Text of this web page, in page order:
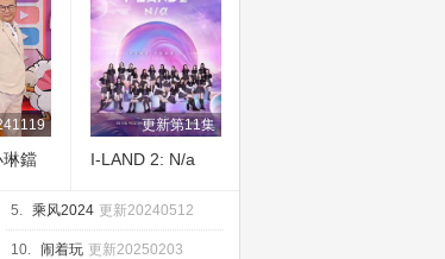
琳鐺
更新第11集
I-LAND 2: N/a
5. 乘风2024 更新20240512
10. 闹着玩 更新20250203